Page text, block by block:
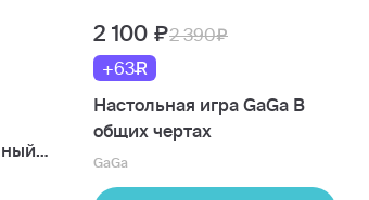
2 100
2 390
+63
Настольная игра GaGa В
общих чертах
GaGa